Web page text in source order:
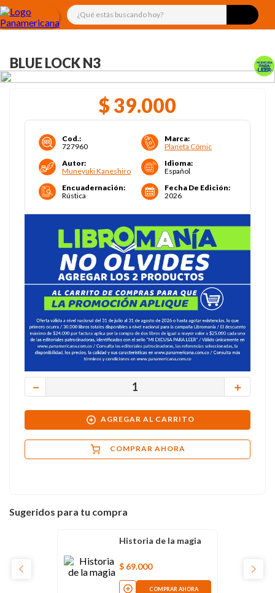
¿Qué estás buscando hoy?
BLUE LOCK N3
$ 39.000
Cod.:
727960
Marca:
Planeta Cómic
Autor:
Muneyuki Kaneshiro
Idioma:
Español
Encuadernación:
Rústica
Fecha De Edición:
2026
＋
－
AGREGAR AL CARRITO
COMPRAR AHORA
Sugeridos para tu compra
Historia de la magia
$ 69.000
COMPRAR AHORA